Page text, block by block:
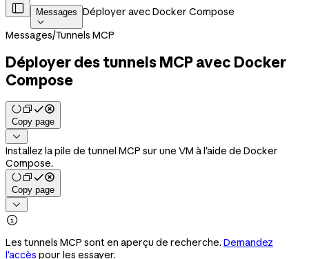
 Messages

Déployer avec Docker Compose
Messages/Tunnels MCP
Déployer des tunnels MCP avec Docker
Compose
Copy page

Installez la pile de tunnel MCP sur une VM à l'aide de Docker
Compose.
Copy page


Les tunnels MCP sont en aperçu de recherche. Demandez
l'accès pour les essayer.